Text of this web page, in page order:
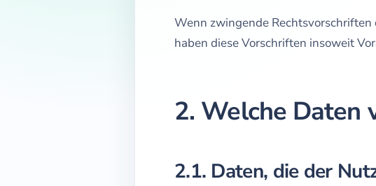
Wenn zwingende Rechtsvorschriften
haben diese Vorschriften insoweit
2. Welche Daten
2.1. Daten, die der